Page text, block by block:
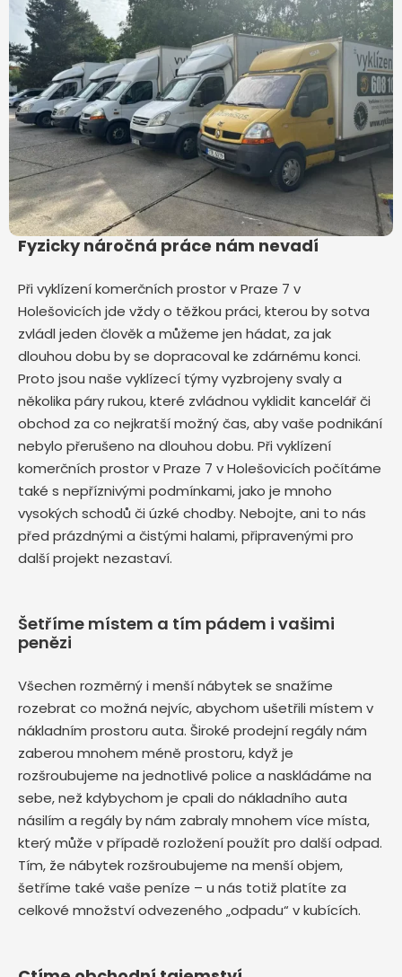
Fyzicky náročná práce nám nevadí
Při vyklízení komerčních prostor v Praze 7 v
Holešovicích jde vždy o těžkou práci, kterou by sotva
zvládl jeden člověk a můžeme jen hádat, za jak
dlouhou dobu by se dopracoval ke zdárnému konci.
Proto jsou naše vyklízecí týmy vyzbrojeny svaly a
několika páry rukou, které zvládnou vyklidit kancelář či
obchod za co nejkratší možný čas, aby vaše podnikání
nebylo přerušeno na dlouhou dobu. Při vyklízení
komerčních prostor v Praze 7 v Holešovicích počítáme
také s nepříznivými podmínkami, jako je mnoho
vysokých schodů či úzké chodby. Nebojte, ani to nás
před prázdnými a čistými halami, připravenými pro
další projekt nezastaví.
Šetříme místem a tím pádem i vašimi
penězi
Všechen rozměrný i menší nábytek se snažíme
rozebrat co možná nejvíc, abychom ušetřili místem v
nákladním prostoru auta. Široké prodejní regály nám
zaberou mnohem méně prostoru, když je
rozšroubujeme na jednotlivé police a naskládáme na
sebe, než kdybychom je cpali do nákladního auta
násilím a regály by nám zabraly mnohem více místa,
který může v případě rozložení použít pro další odpad.
Tím, že nábytek rozšroubujeme na menší objem,
šetříme také vaše peníze – u nás totiž platíte za
celkové množství odvezeného „odpadu“ v kubících.